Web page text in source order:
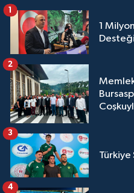
1
Desteği
1
2
3
4